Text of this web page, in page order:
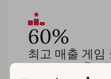
60%
최고 매출 게임
AppTweak을